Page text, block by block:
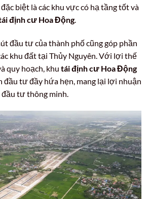
biệt là các khu vực có hạ tầng tốt và
định cư Hoa Động.
đầu tư của thành phố cũng góp phần
khu đất tại Thủy Nguyên. Với lợi thế
quy hoạch, khu tái định cư Hoa Động
đầu tư đầy hứa hẹn, mang lại lợi nhuận
đầu tư thông minh.